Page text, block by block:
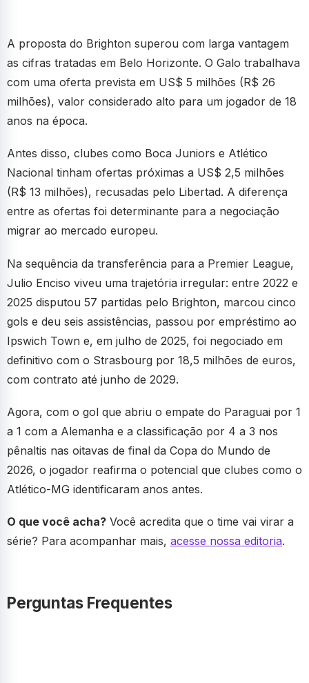
A proposta do Brighton superou com larga vantagem
as cifras tratadas em Belo Horizonte. O Galo trabalhava
com uma oferta prevista em US$ 5 milhões (R$ 26
milhões), valor considerado alto para um jogador de 18
anos na época.
Antes disso, clubes como Boca Juniors e Atlético
Nacional tinham ofertas próximas a US$ 2,5 milhões
(R$ 13 milhões), recusadas pelo Libertad. A diferença
entre as ofertas foi determinante para a negociação
migrar ao mercado europeu.
Na sequência da transferência para a Premier League,
Julio Enciso viveu uma trajetória irregular: entre 2022 e
2025 disputou 57 partidas pelo Brighton, marcou cinco
gols e deu seis assistências, passou por empréstimo ao
Ipswich Town e, em julho de 2025, foi negociado em
definitivo com o Strasbourg por 18,5 milhões de euros,
com contrato até junho de 2029.
Agora, com o gol que abriu o empate do Paraguai por 1
a 1 com a Alemanha e a classificação por 4 a 3 nos
pênaltis nas oitavas de final da Copa do Mundo de
2026, o jogador reafirma o potencial que clubes como o
Atlético-MG identificaram anos antes.
O que você acha? Você acredita que o time vai virar a
série? Para acompanhar mais, acesse nossa editoria.
Perguntas Frequentes